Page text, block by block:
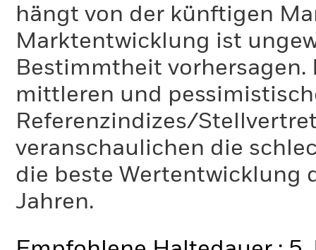
hängt von der künftigen
Marktentwicklung ist
Bestimmtheit
mittleren und
Referenzindizes/
veranschaulichen die
die beste Wertentwicklung
Jahren.